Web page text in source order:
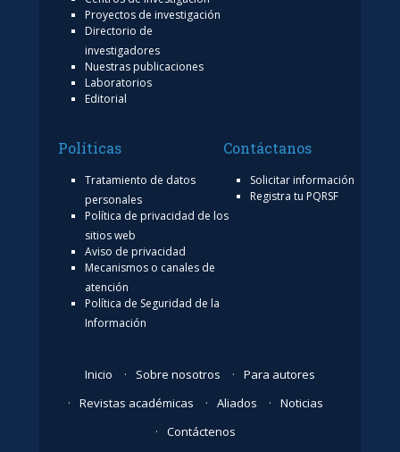
Proyectos de investigación
Directorio de
investigadores
Nuestras publicaciones
Laboratorios
Editorial
Políticas
Tratamiento de datos
personales
Política de privacidad de los
sitios web
Aviso de privacidad
Mecanismos o canales de
atención
Política de Seguridad de la
Información
Contáctanos
Solicitar información
Registra tu PQRSF
Inicio Sobre nosotros
Para autores
Revistas académicas
Aliados
Noticias
Contáctenos